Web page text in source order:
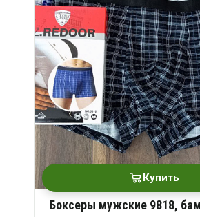
Купить
Боксеры мужские 9818,